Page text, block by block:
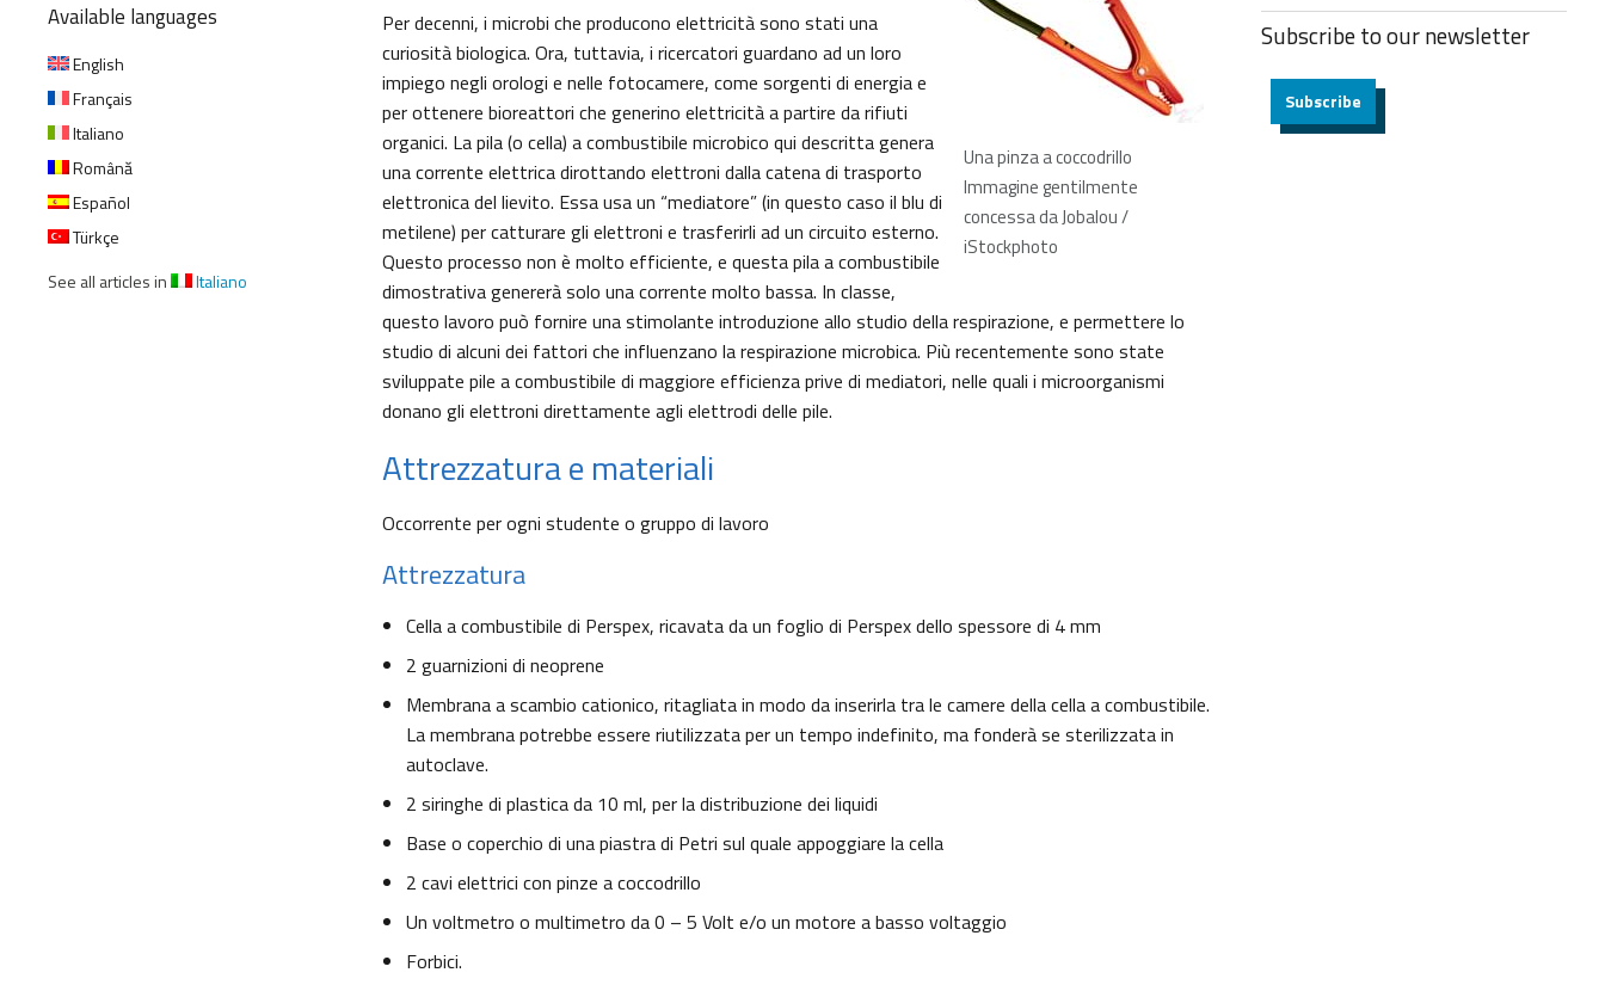
Available languages
English
Français
Italiano
Română
Español
Türkçe
See all articles in
Italiano
Una pinza a coccodrillo
Immagine gentilmente
concessa da Jobalou /
iStockphoto
Per decenni, i microbi che producono elettricità sono stati una
curiosità biologica. Ora, tuttavia, i ricercatori guardano ad un loro
impiego negli orologi e nelle fotocamere, come sorgenti di energia e
per ottenere bioreattori che generino elettricità a partire da rifiuti
organici. La pila (o cella) a combustibile microbico qui descritta genera
una corrente elettrica dirottando elettroni dalla catena di trasporto
elettronica del lievito. Essa usa un “mediatore” (in questo caso il blu di
metilene) per catturare gli elettroni e trasferirli ad un circuito esterno.
Questo processo non è molto efficiente, e questa pila a combustibile
dimostrativa genererà solo una corrente molto bassa. In classe,
questo lavoro può fornire una stimolante introduzione allo studio della respirazione, e permettere lo
studio di alcuni dei fattori che influenzano la respirazione microbica. Più recentemente sono state
sviluppate pile a combustibile di maggiore efficienza prive di mediatori, nelle quali i microorganismi
donano gli elettroni direttamente agli elettrodi delle pile.
Attrezzatura e materiali
Occorrente per ogni studente o gruppo di lavoro
Attrezzatura
Cella a combustibile di Perspex, ricavata da un foglio di Perspex dello spessore di 4 mm
2 guarnizioni di neoprene
Membrana a scambio cationico, ritagliata in modo da inserirla tra le camere della cella a combustibile.
La membrana potrebbe essere riutilizzata per un tempo indefinito, ma fonderà se sterilizzata in
autoclave.
2 siringhe di plastica da 10 ml, per la distribuzione dei liquidi
Base o coperchio di una piastra di Petri sul quale appoggiare la cella
2 cavi elettrici con pinze a coccodrillo
Un voltmetro o multimetro da 0 – 5 Volt e/o un motore a basso voltaggio
Forbici.
Subscribe to ournewsletter
Subscribe